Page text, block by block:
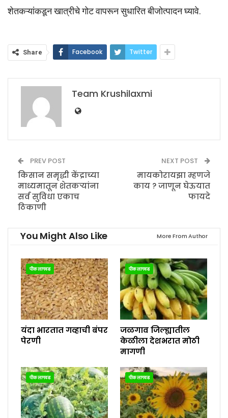
शेतकऱ्यांकडून खात्रीचे गोट वापरून सुधारित बीजोत्पादन घ्यावे.
Share Facebook Twitter
Team Krushilaxmi
PREV POST
किसान समृद्धी केंद्राच्या
माध्यमातून शेतकऱ्यांना
सर्व सुविधा एकाच
ठिकाणी
NEXT POST
मायकोरायझा म्हणजे
काय ? जाणून घेऊयात
फायदे
You Might Also Like More From Author
पीक लागवड
यंदा भारतात गव्हाची बंपर
पेरणी
पीक लागवड
जळगाव जिल्ह्यातील
केळीला देशभरात मोठी
मागणी
पीक लागवड पीक लागवड